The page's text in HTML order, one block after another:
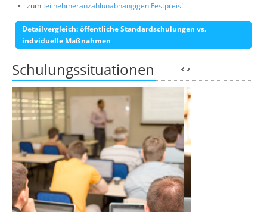
zumteilnehmeranzahlunabhängigen Festpreis!
Detailvergleich: öffentliche Standardschulungen vs.
indviduelle Maßnahmen
Schulungssituationen